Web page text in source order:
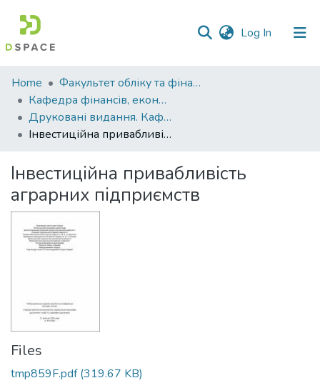
Log In (current)
Communities
&
Collections
All of DSpace
Statistics
Home
Факультет обліку та фінансів
Кафедра фінансів, економічних досліджень і туризму
Друковані видання. Кафедра фінансів, економічних досліджень і туризму
Інвестиційна привабливість аграрних підприємств
Інвестиційна привабливість
аграрних підприємств
Files
tmp859F.pdf(319.67 KB)